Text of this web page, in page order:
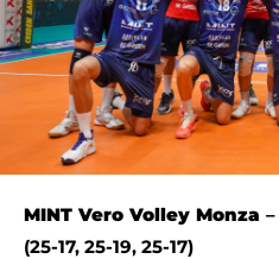
MINT Vero Volley Monza –
(25-17, 25-19, 25-17)